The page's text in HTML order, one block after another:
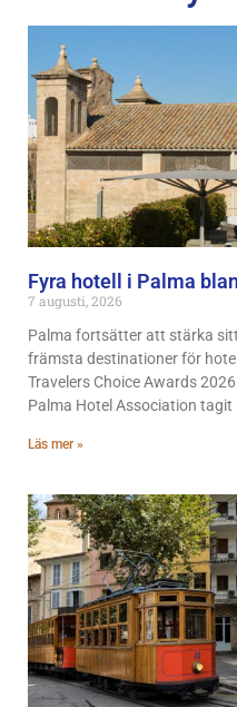
Fyra hotell i Palma
7 augusti, 2026
Palma fortsätter att stärka
främsta destinationer för
Travelers Choice Awards
Palma Hotel Association tagit
Läs mer »